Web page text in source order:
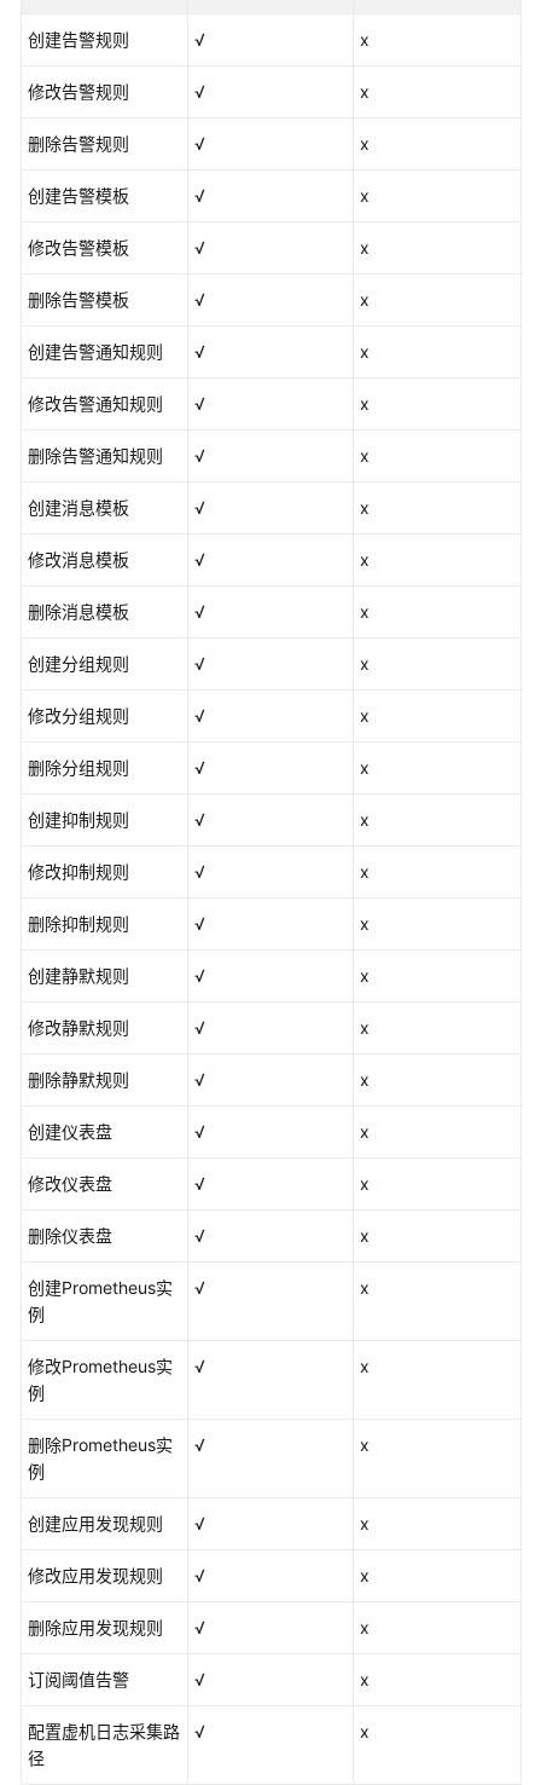
（安
拉
域）
API
考
卡
区
用
指
（1.0）
盟
域）
API（联
区
户
南
（联
区
品
介
绍
么
用
管
产
优
用
景
创建告警规则 √ x
修改告警规则 √ x
删除告警规则 √ x
创建告警模板 √ x
修改告警模板 √ x
删除告警模板 √ x
创建告警通知规则 √ x
修改告警通知规则 √ x
删除告警通知规则 √ x
创建消息模板 √ x
修改消息模板 √ x
删除消息模板 √ x
创建分组规则 √ x
修改分组规则 √ x
删除分组规则 √ x
创建抑制规则 √ x
修改抑制规则 √ x
删除抑制规则 √ x
创建静默规则 √ x
修改静默规则 √ x
删除静默规则 √ x
创建仪表盘 √ x
修改仪表盘 √ x
删除仪表盘 √ x
创建Prometheus实
例
√ x
修改Prometheus实
例
√ x
删除Prometheus实
例
√ x
创建应用发现规则 √ x
修改应用发现规则 √ x
删除应用发现规则 √ x
订阅阈值告警 √ x
配置虚机日志采集路
径
√ x